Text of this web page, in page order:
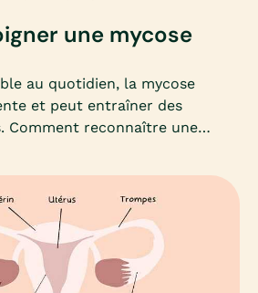
une mycose
au quotidien, la mycose
et peut entraîner des
Comment reconnaître une
prévention et traitement : Mia